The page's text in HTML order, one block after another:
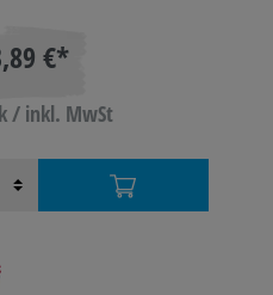
€*
/ inkl. MwSt